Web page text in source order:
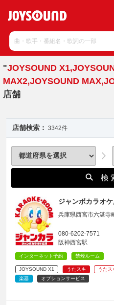
"JOYSOUND
MAX2,JOYSOUND
店舗
店舗検索： 3342件
検
ジャンボカラオ
兵庫県西宮市六湛寺
080-6202-7571
阪神西宮駅
インターネット予約 禁煙ルーム
JOYSOUND X1 うたスキ
うたス
楽器
オプションサービス